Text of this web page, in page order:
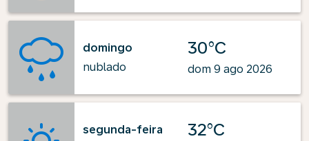
domingo
nublado
30°C
dom 9 ago 2026
segunda-feira
32°C